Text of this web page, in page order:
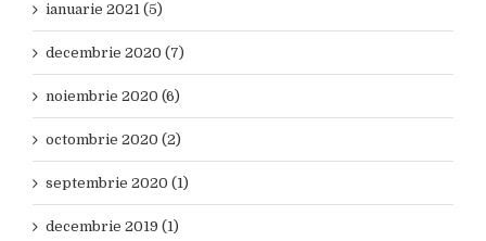
ianuarie 2021 (5)
decembrie 2020 (7)
noiembrie 2020 (6)
octombrie 2020 (2)
septembrie 2020 (1)
decembrie 2019 (1)